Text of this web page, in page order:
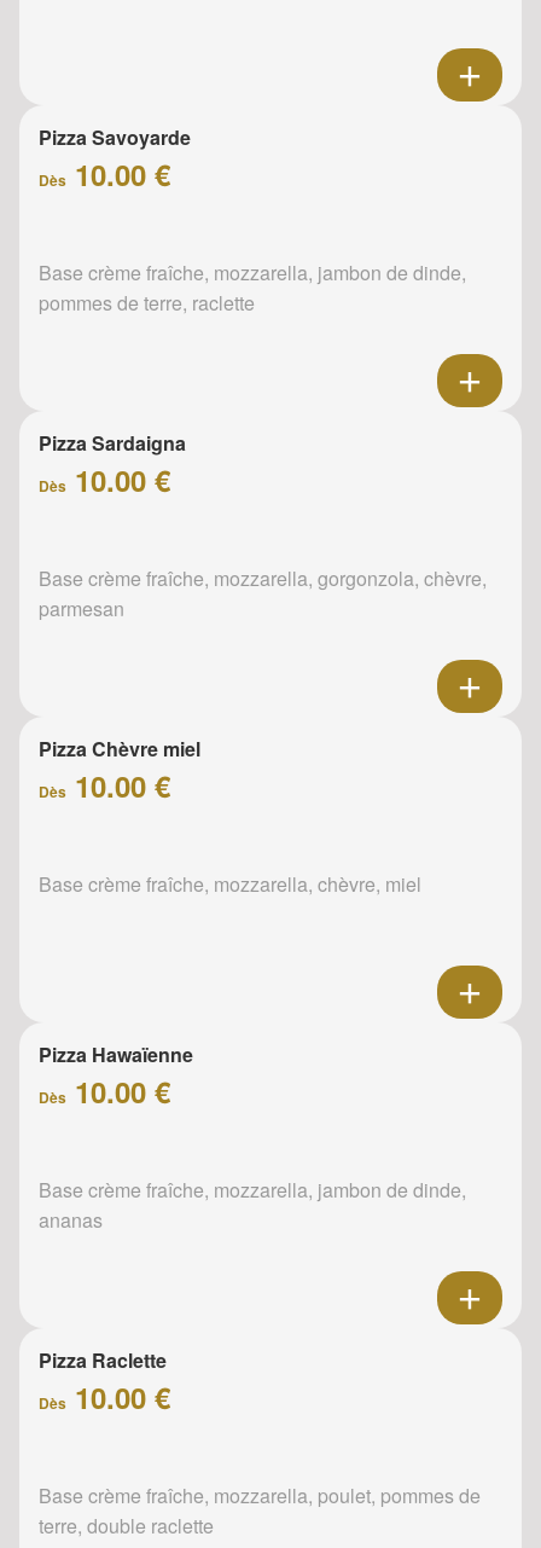
Pizza Savoyarde
Dès 10.00 €
Base crème fraîche, mozzarella, jambon de dinde,
pommes de terre, raclette
Pizza Sardaigna
Dès 10.00 €
Base crème fraîche, mozzarella, gorgonzola, chèvre,
parmesan
Pizza Chèvre miel
Dès 10.00 €
Base crème fraîche, mozzarella, chèvre, miel
Pizza Hawaïenne
Dès 10.00 €
Base crème fraîche, mozzarella, jambon de dinde,
ananas
Pizza Raclette
Dès 10.00 €
Base crème fraîche, mozzarella, poulet, pommes de
terre, double raclette